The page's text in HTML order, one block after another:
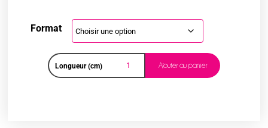
Format
Longueur (cm) Ajouter au panier